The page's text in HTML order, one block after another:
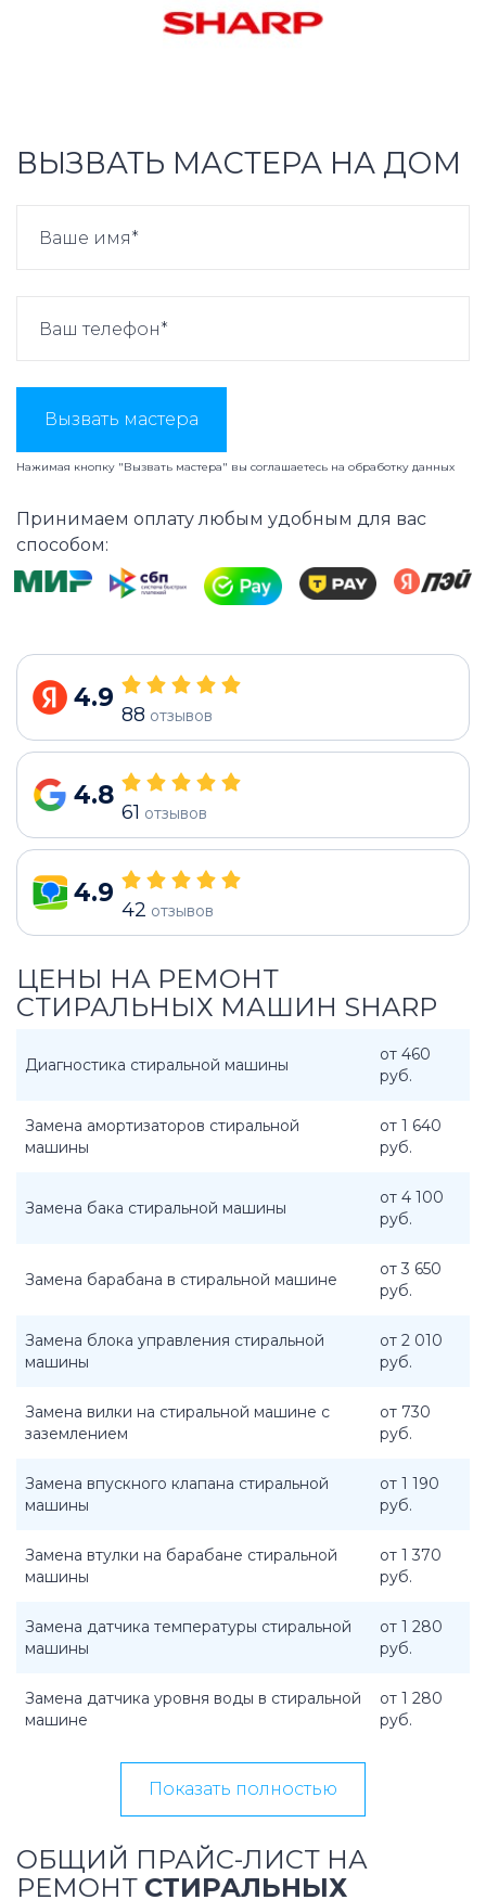
ВЫЗВАТЬ МАСТЕРА НА ДОМ
Вызвать мастера
Нажимая кнопку "Вызвать мастера" вы соглашаетесь на обработку данных
Принимаем оплату любым удобным для вас
способом:
4.9
88 отзывов
4.8
61 отзывов
4.9
42 отзывов
ЦЕНЫ НА РЕМОНТ
СТИРАЛЬНЫХ МАШИН SHARP
Диагностика стиральной машины
от 460
руб.
Замена амортизаторов стиральной
машины
от 1 640
руб.
Замена бака стиральной машины
от 4 100
руб.
Замена барабана в стиральной машине
от 3 650
руб.
Замена блока управления стиральной
машины
от 2 010
руб.
Замена вилки на стиральной машине с
заземлением
от 730
руб.
Замена впускного клапана стиральной
машины
от 1 190
руб.
Замена втулки на барабане стиральной
машины
от 1 370
руб.
Замена датчика температуры стиральной
машины
от 1 280
руб.
Замена датчика уровня воды в стиральной
машине
от 1 280
руб.
Показать полностью
ОБЩИЙ ПРАЙС-ЛИСТ НА
РЕМОНТ СТИРАЛЬНЫХ